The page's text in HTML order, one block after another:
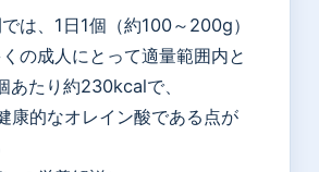
は、1日1個（約100～200g）
の成人にとって適量範囲内と
あたり約230kcalで、
康的なオレイン酸である点が